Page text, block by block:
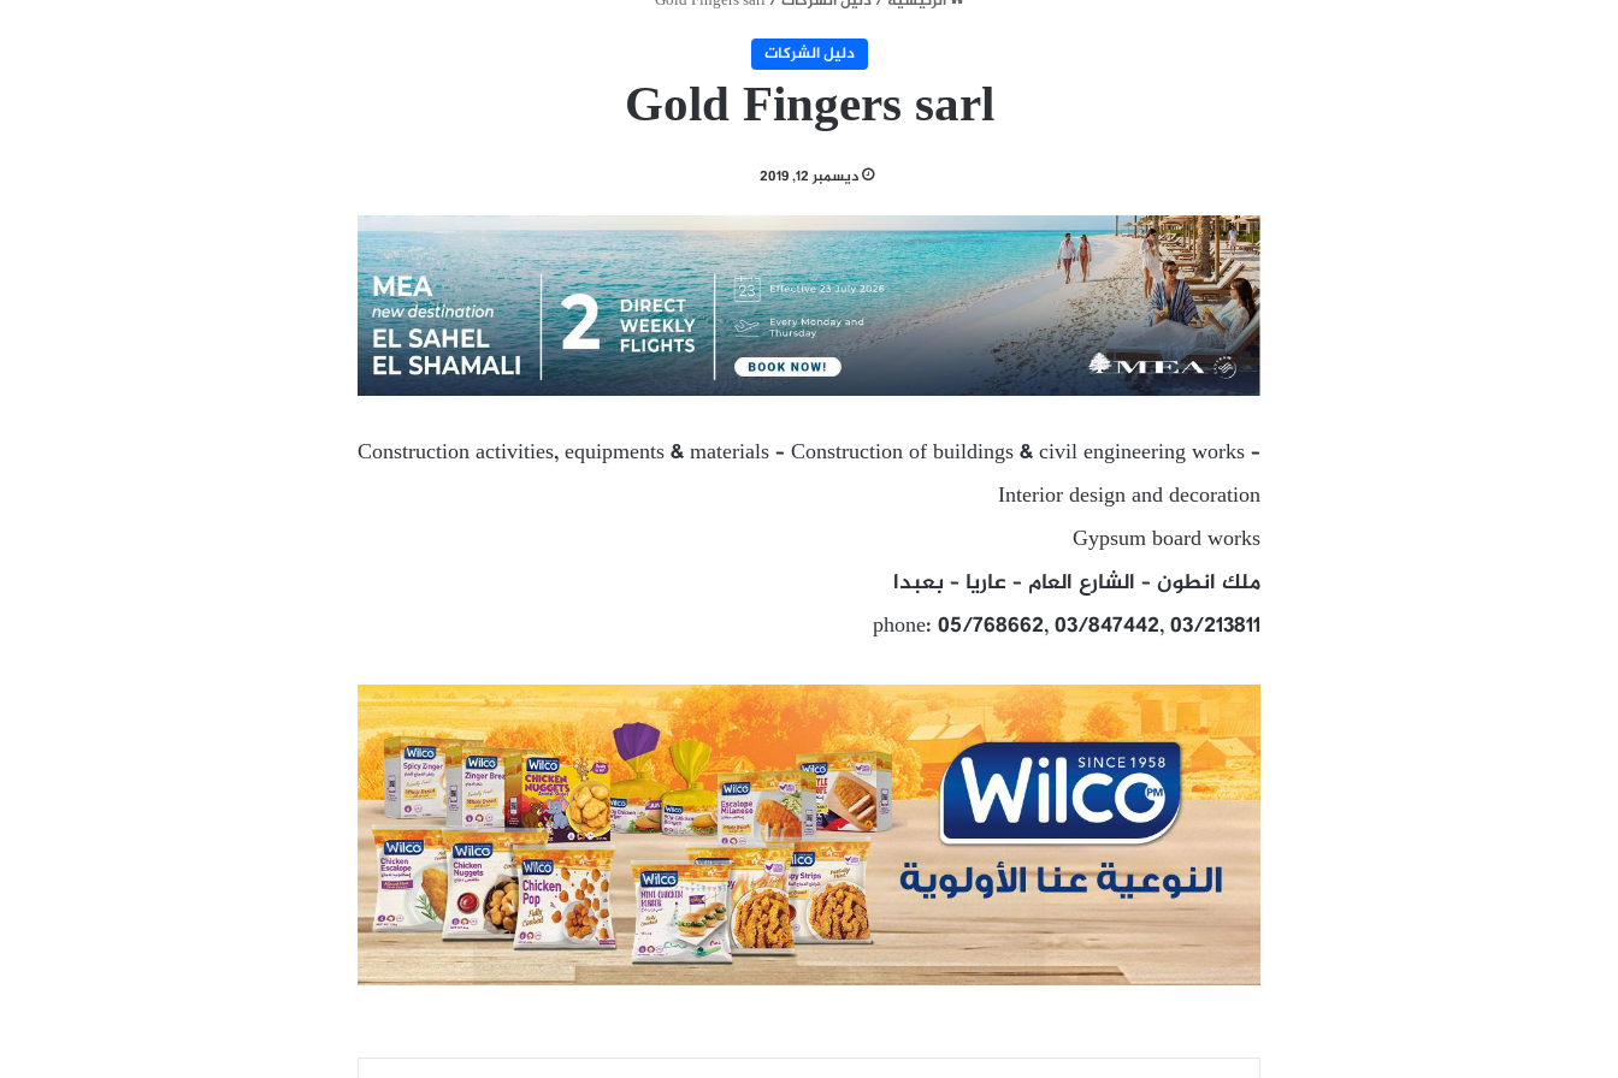
دليل الشركات
Gold Fingers sarl
ديسمبر 12, 2019
Construction activities, equipments & materials – Construction of buildings & civil engineering works –
Interior design and decoration
Gypsum board works
ملك انطون – الشارع العام – عاريا – بعبدا
phone: 05/768662, 03/847442, 03/213811